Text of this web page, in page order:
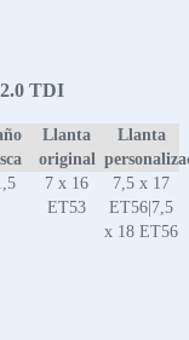
TDI
Llanta
original
Llanta
7 x 16
ET53
7,5 x 17
ET56|7,5
x 18 ET56